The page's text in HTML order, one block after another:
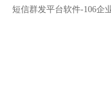
短信群发平台软件-106企